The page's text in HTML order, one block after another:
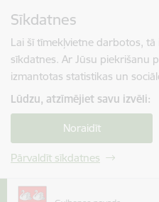
Sīkdatnes
Lai šī tīmekļvietne darbotos,
sīkdatnes. Ar Jūsu piekrišanu
izmantotas statistikas un
Lūdzu, atzīmējiet savu izvēli:
Noraidīt
Pārvaldīt sīkdatnes